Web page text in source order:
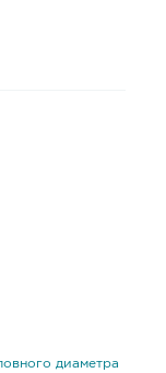
диаметра